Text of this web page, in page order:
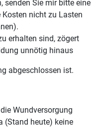
senden Sie mir bitte eine
nicht zu Lasten
erhalten sind, zögert
unnötig hinaus
abgeschlossen ist.
Wundversorgung
(Stand heute) keine